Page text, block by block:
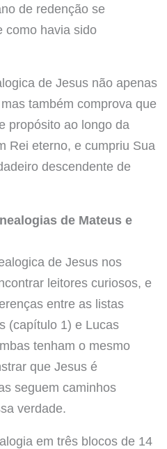
de redenção se
como havia sido
de Jesus não apenas
também comprova que
propósito ao longo da
Rei eterno, e cumpriu Sua
descendente de
de Mateus e
de Jesus nos
leitores curiosos, e
entre as listas
(capítulo 1) e Lucas
tenham o mesmo
que Jesus é
seguem caminhos
verdade.
em três blocos de 14